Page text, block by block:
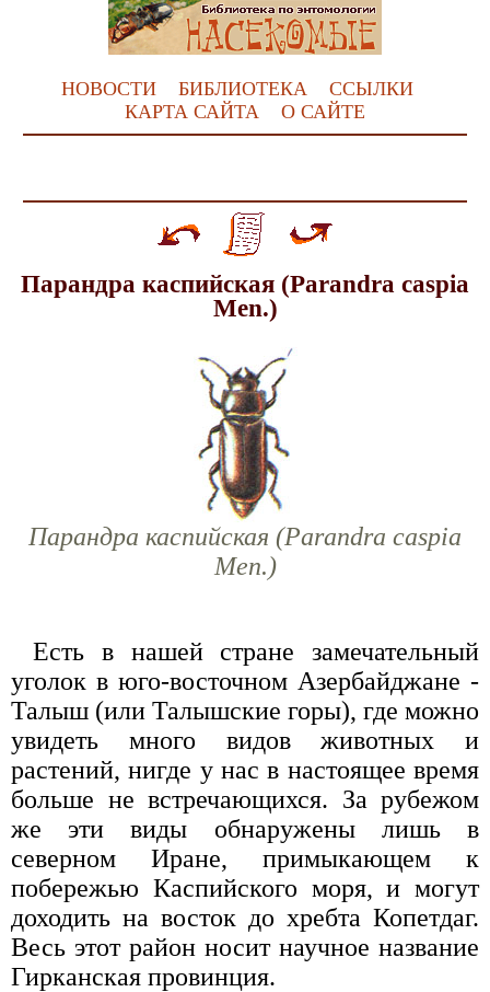
НОВОСТИ БИБЛИОТЕКА
ССЫЛКИ
КАРТА САЙТА
О САЙТЕ
Парандра каспийская (Parandra caspia
Men.)
Парандра каспийская (Parandra caspia
Men.)
Есть в нашей стране замечательный
уголок в юго-восточном Азербайджане -
Талыш (или Талышские горы), где можно
увидеть много видов животных и
растений, нигде у нас в настоящее время
больше не встречающихся. За рубежом
же эти виды обнаружены лишь в
северном Иране, примыкающем к
побережью Каспийского моря, и могут
доходить на восток до хребта Копетдаг.
Весь этот район носит научное название
Гирканская провинция.